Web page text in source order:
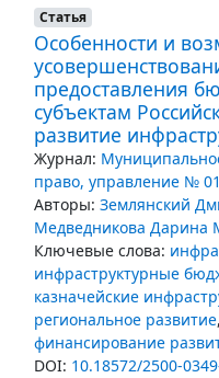
Статья
Особенности и
предоставления
субъектам
развитие
Журнал:
право, управление №
Авторы: Землянский
Медведникова Дарина
Ключевые слова:
инфраструктурные
казначейские
региональное развитие,
финансирование
DOI: 10.18572/2500-